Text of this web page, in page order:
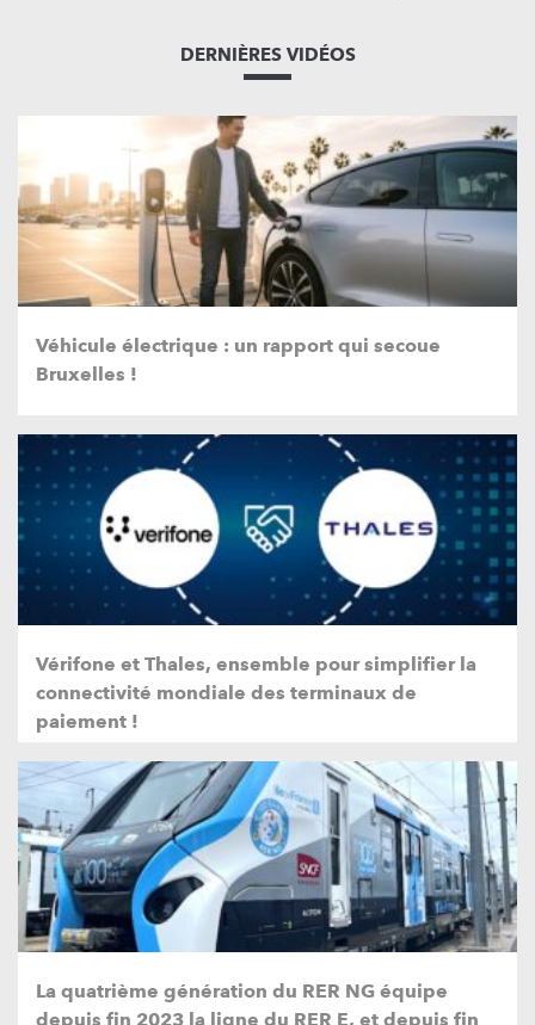
DERNIÈRES VIDÉOS
Véhicule électrique : un rapport qui secoue
Bruxelles !
Vérifone et Thales, ensemble pour simplifier la
connectivité mondiale des terminaux de
paiement !
La quatrième génération du RER NG équipe
depuis fin 2023 la ligne du RER E, et depuis fin